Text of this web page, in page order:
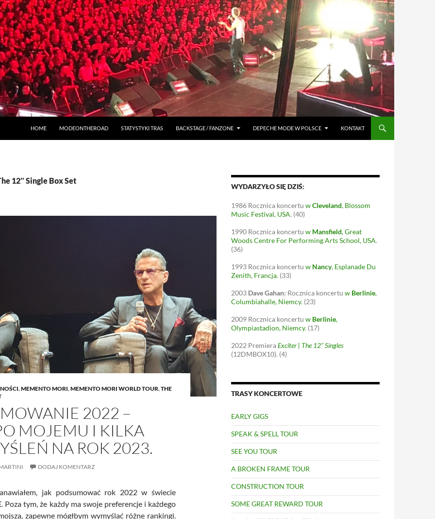
HOME MODEONTHEROAD STATYSTYKI TRAS BACKSTAGE / FANZONE DEPECHE MODE W POLSCE KONTAKT
12″ Single Box Set
,MEMENTO MORI,MEMENTO MORI WORLD TOUR,THE
2022 –
MOJEMU I KILKA
NA ROK 2023.
DODAJ KOMENTARZ
jak podsumować rok 2022 w świecie
. Poza tym, że każdy ma swoje preferencje i każdego
zapewne mógłbym wymyślać różne rankingi.
WYDARZYŁO SIĘ DZIŚ:
1986 Rocznica koncertu wCleveland, Blossom
Music Festival, USA. (40)
1990 Rocznica koncertu w Mansfield, Great
Woods Centre For Performing Arts School, USA.
(36)
1993 Rocznica koncertu w Nancy, Esplanade Du
Zenith, Francja. (33)
2003 Dave Gahan: Rocznica koncertu w Berlinie,
Columbiahalle, Niemcy. (23)
2009 Rocznica koncertu w Berlinie,
Olympiastadion, Niemcy. (17)
2022 PremieraExciter | The 12" Singles
(12DMBOX10). (4)
TRASY KONCERTOWE
EARLY GIGS
SPEAK & SPELL TOUR
SEE YOU TOUR
A BROKEN FRAME TOUR
CONSTRUCTION TOUR
SOME GREAT REWARD TOUR